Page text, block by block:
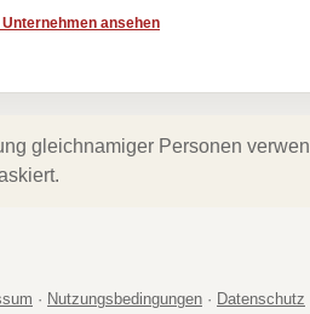
ansehen
gleichnamiger Personen
· Nutzungsbedingungen · Datenschutz